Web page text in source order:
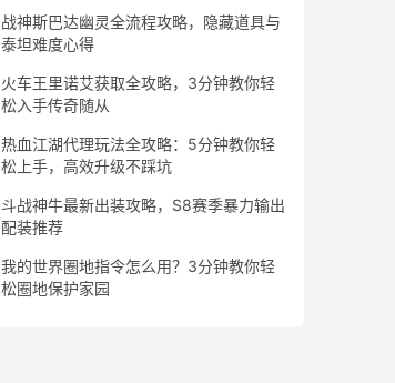
战神斯巴达幽灵全流程攻略，隐藏道具与
泰坦难度心得
火车王里诺艾获取全攻略，3分钟教你轻
松入手传奇随从
热血江湖代理玩法全攻略：5分钟教你轻
松上手，高效升级不踩坑
斗战神牛最新出装攻略，S8赛季暴力输出
配装推荐
我的世界圈地指令怎么用？3分钟教你轻
松圈地保护家园